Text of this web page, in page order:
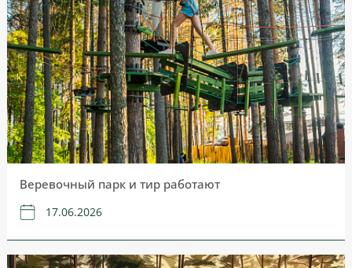
Веревочный парк и тир работают
17.06.2026